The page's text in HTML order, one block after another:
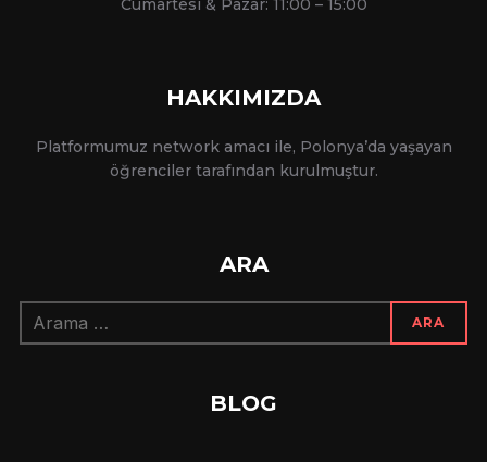
Cumartesi & Pazar: 11:00 – 15:00
HAKKIMIZDA
Platformumuz network amacı ile, Polonya’da yaşayan
öğrenciler tarafından kurulmuştur.
ARA
Arama:
ARA
BLOG